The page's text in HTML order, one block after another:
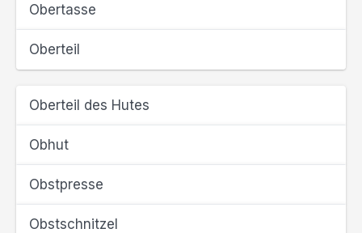
Obertasse
Oberteil
Oberteil des Hutes
Obhut
Obstpresse
Obstschnitzel